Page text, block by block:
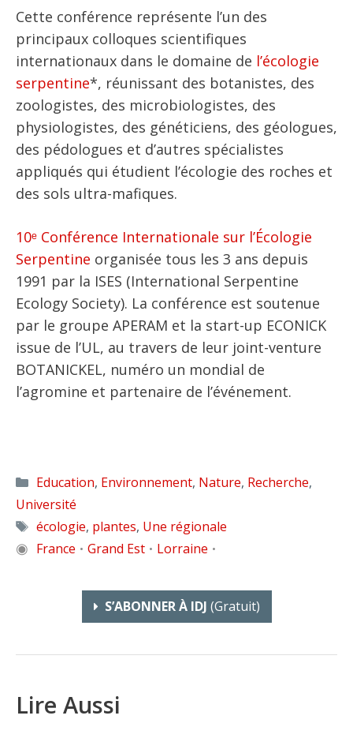
Cette conférence représente l’un des
principaux colloques scientifiques
internationaux dans le domaine de l’écologie
serpentine*, réunissant des botanistes, des
zoologistes, des microbiologistes, des
physiologistes, des généticiens, des géologues,
des pédologues et d’autres spécialistes
appliqués qui étudient l’écologie des roches et
des sols ultra-mafiques.
10ᵉ Conférence Internationale sur l’Écologie
Serpentine organisée tous les 3 ans depuis
1991 par la ISES (International Serpentine
Ecology Society). La conférence est soutenue
par le groupe APERAM et la start-up ECONICK
issue de l’UL, au travers de leur joint-venture
BOTANICKEL, numéro un mondial de
l’agromine et partenaire de l’événement.
Catégories
Education, Environnement, Nature, Recherche,
Université
Étiquettes
écologie, plantes, Une régionale
◉ France • Grand Est • Lorraine •
S’ABONNER À IDJ (gratuit)
Lire Aussi